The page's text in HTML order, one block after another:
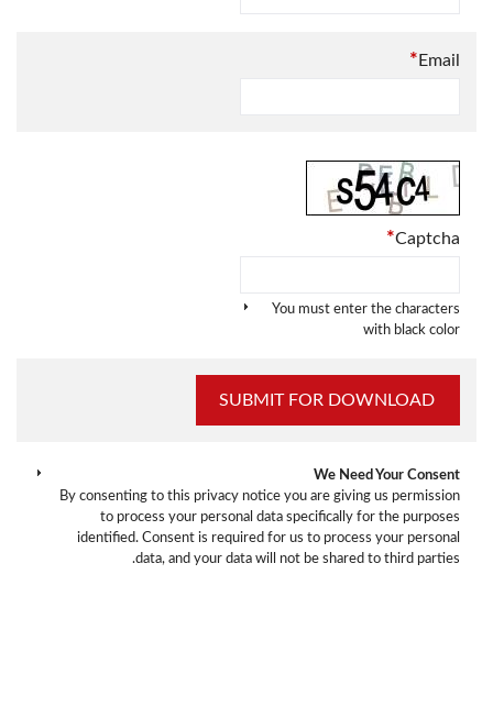
Email
*
Captcha
*
You must enter the characters
with black color
We Need Your Consent
By consenting to this privacy notice you are giving us permission
to process your personal data specifically for the purposes
identified. Consent is required for us to process your personal
data, and your data will not be shared to third parties.